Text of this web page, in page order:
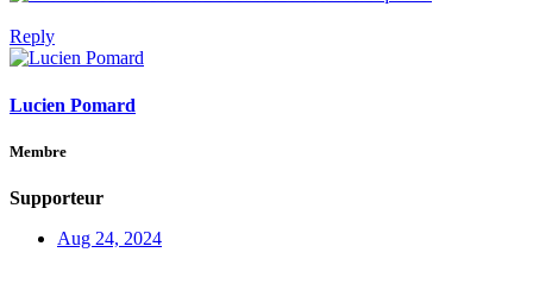
Reply
Lucien Pomard
Membre
Supporteur
Aug 24, 2024